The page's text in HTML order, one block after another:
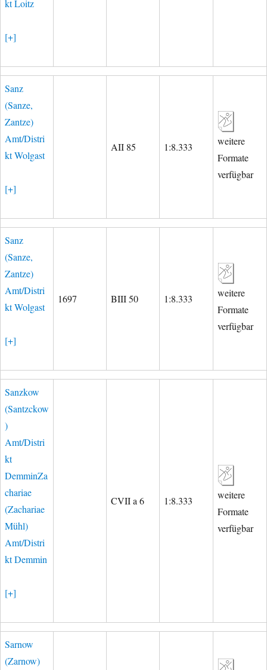
kt Loitz
[+]
Sanz
(Sanze,
Zantze)
Amt/Distri
kt Wolgast
[+]
AII 85 1:8.333
weitere
Formate
verfügbar
Sanz
(Sanze,
Zantze)
Amt/Distri
kt Wolgast
[+]
1697 BIII 50 1:8.333
weitere
Formate
verfügbar
Sanzkow
(Santzckow
)
Amt/Distri
kt
DemminZa
chariae
(Zachariae
Mühl)
Amt/Distri
kt Demmin
[+]
CVII a 6 1:8.333
weitere
Formate
verfügbar
Sarnow
(Zarnow)